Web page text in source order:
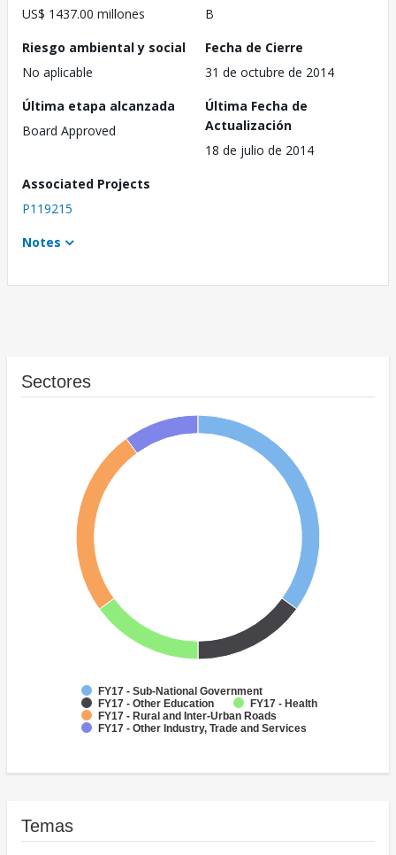
US$ 1437.00 millones
B
Riesgo ambiental y social
No aplicable
Fecha de Cierre
31 de octubre de 2014
Última etapa alcanzada
Board Approved
Última Fecha de
Actualización
18 de julio de 2014
Associated Projects
P119215
Notes
Sectores
FY17 - Sub-National Government
FY17 - Other Education
FY17 - Health
FY17 - Rural and Inter-Urban Roads
FY17 - Other Industry, Trade and Services
Temas